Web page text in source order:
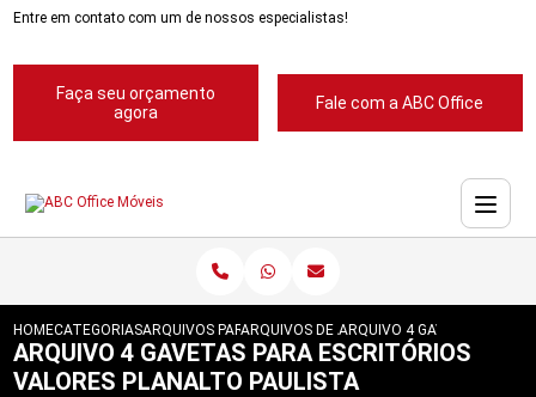
Entre em contato com um de nossos especialistas!
Faça seu orçamento
agora
Fale com a ABC Office
HOMECATEGORIASARQUIVOS PARA ESCRITORIOS
ARQUIVOS DE ACO 4 GAVETAS
ARQUIVO 4 GAVETAS PARA
ARQUIVO 4 GAVETAS PARA ESCRITÓRIOS
VALORES PLANALTO PAULISTA